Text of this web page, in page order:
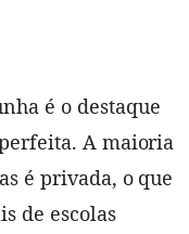
é o destaque
A maioria
é privada, o que
de escolas